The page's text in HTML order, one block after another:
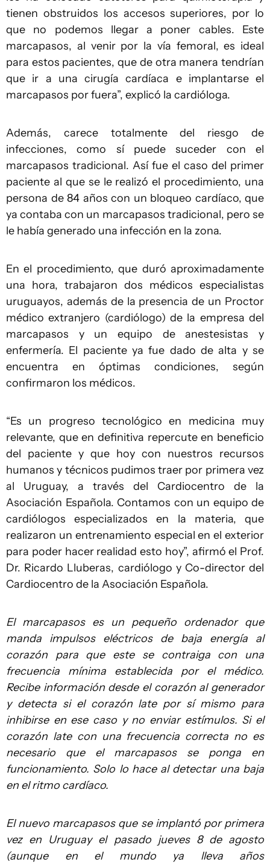
tienen obstruidos los accesos superiores, por lo
que no podemos llegar a poner cables. Este
marcapasos, al venir por la vía femoral, es ideal
para estos pacientes, que de otra manera tendrían
que ir a una cirugía cardíaca e implantarse el
marcapasos por fuera”, explicó la cardióloga.
Además, carece totalmente del riesgo de
infecciones, como sí puede suceder con el
marcapasos tradicional. Así fue el caso del primer
paciente al que se le realizó el procedimiento, una
persona de 84 años con un bloqueo cardíaco, que
ya contaba con un marcapasos tradicional, pero se
le había generado una infección en la zona.
En el procedimiento, que duró aproximadamente
una hora, trabajaron dos médicos especialistas
uruguayos, además de la presencia de un Proctor
médico extranjero (cardiólogo) de la empresa del
marcapasos y un equipo de anestesistas y
enfermería. El paciente ya fue dado de alta y se
encuentra en óptimas condiciones, según
confirmaron los médicos.
“Es un progreso tecnológico en medicina muy
relevante, que en definitiva repercute en beneficio
del paciente y que hoy con nuestros recursos
humanos y técnicos pudimos traer por primera vez
al Uruguay, a través del Cardiocentro de la
Asociación Española. Contamos con un equipo de
cardiólogos especializados en la materia, que
realizaron un entrenamiento especial en el exterior
para poder hacer realidad esto hoy”, afirmó el Prof.
Dr. Ricardo Lluberas, cardiólogo y Co-director del
Cardiocentro de la Asociación Española.
El marcapasos es un pequeño ordenador que
manda impulsos eléctricos de baja energía al
corazón para que este se contraiga con una
frecuencia mínima establecida por el médico.
Recibe información desde el corazón al generador
y detecta si el corazón late por sí mismo para
inhibirse en ese caso y no enviar estímulos. Si el
corazón late con una frecuencia correcta no es
necesario que el marcapasos se ponga en
funcionamiento. Solo lo hace al detectar una baja
en el ritmo cardíaco.
El nuevo marcapasos que se implantó por primera
vez en Uruguay el pasado jueves 8 de agosto
(aunque en el mundo ya lleva años